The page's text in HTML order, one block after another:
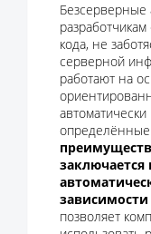
Безсерверные
кода, не
серверной
работают на
определённые
заключается
позволяет